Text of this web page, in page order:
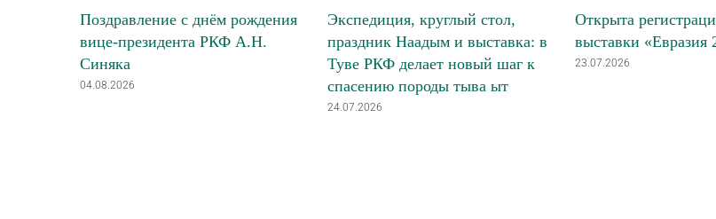
Поздравление с днём рождения
вице-президента РКФ А.Н.
Синяка
04.08.2026
Экспедиция, круглый стол,
праздник Наадым и выставка: в
Туве РКФ делает новый шаг к
спасению породы тыва ыт
24.07.2026
Открыта
выставки «Евразия
23.07.2026